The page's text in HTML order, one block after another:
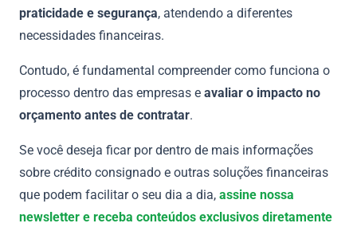
praticidade e segurança, atendendo a diferentes
necessidades financeiras.
Contudo, é fundamental compreender como funciona o
processo dentro das empresas e avaliar o impacto no
orçamento antes de contratar.
Se você deseja ficar por dentro de mais informações
sobre crédito consignado e outras soluções financeiras
que podem facilitar o seu dia a dia, assine nossa
newsletter e receba conteúdos exclusivos diretamente